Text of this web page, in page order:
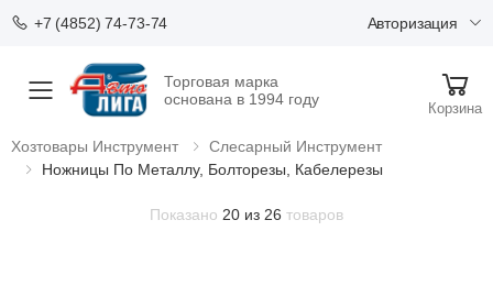
+7 (4852) 74-73-74 Авторизация
Меню
Торговая марка
основана в 1994 году
Корзина
Хозтовары Инструмент
Слесарный Инструмент
Ножницы По Металлу, Болторезы, Кабелерезы
Показано 20 из 26 товаров